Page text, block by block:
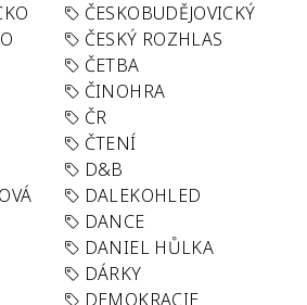
ČESKOBUDĚJOVICKÝ
ČESKÝ ROZHLAS
ČETBA
ČINOHRA
ČR
ČTENÍ
D&B
DALEKOHLED
DANCE
DANIEL HŮLKA
DÁRKY
DEMOKRACIE